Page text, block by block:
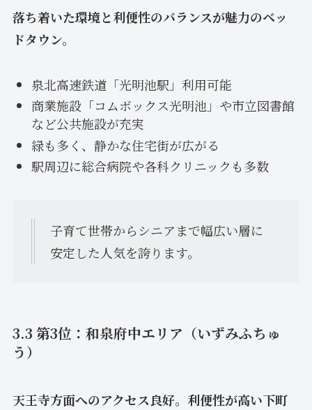
落ち着いた環境と利便性のバランスが魅力のベッ
ドタウン。
泉北高速鉄道「光明池駅」利用可能
商業施設「コムボックス光明池」や市立図書館
など公共施設が充実
緑も多く、静かな住宅街が広がる
駅周辺に総合病院や各科クリニックも多数
子育て世帯からシニアまで幅広い層に
安定した人気を誇ります。
3.3 第3位：和泉府中エリア（いずみふちゅ
う）
天王寺方面へのアクセス良好。利便性が高い下町